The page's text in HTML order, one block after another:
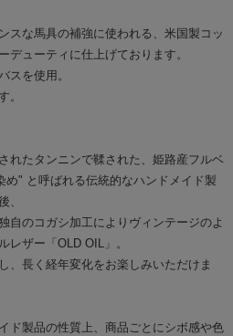
スな馬具の補強に使われる、米国製コッ
デューティに仕上げております。
スを使用。
。
れたタンニンで鞣された、姫路産フルベ
め" と呼ばれる伝統的なハンドメイド製
、
自のコガシ加工によりヴィンテージのよ
レザー「OLD OIL」。
、長く経年変化をお楽しみいただけま
ド製品の性質上、商品ごとにシボ感や色